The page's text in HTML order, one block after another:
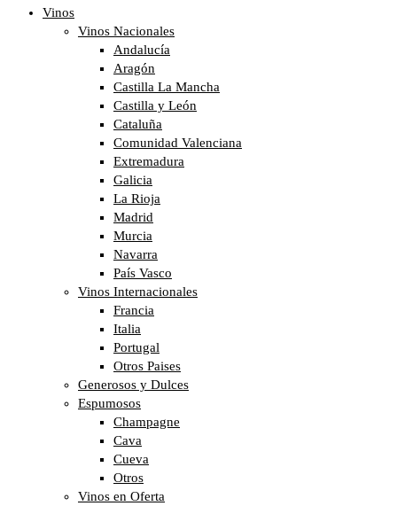
Vinos
Vinos Nacionales
Andalucía
Aragón
Castilla La Mancha
Castilla y León
Cataluña
Comunidad Valenciana
Extremadura
Galicia
La Rioja
Madrid
Murcia
Navarra
País Vasco
Vinos Internacionales
Francia
Italia
Portugal
Otros Paises
Generosos y Dulces
Espumosos
Champagne
Cava
Cueva
Otros
Vinos en Oferta